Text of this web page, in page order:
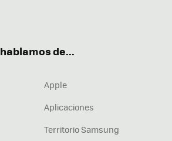
de...
Apple
Aplicaciones
Territorio Samsung